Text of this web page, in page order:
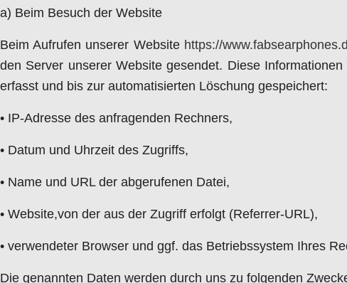
a) Beim Besuch der Website
Beim Aufrufen unserer Website https://
den Server unserer Website gesendet. Diese
erfasst und bis zur automatisierten Löschung gespeichert:
• IP-Adresse des anfragenden Rechners,
• Datum und Uhrzeit des Zugriffs,
• Name und URL der abgerufenen Datei,
• Website,von der aus der Zugriff erfolgt (Referrer-URL),
• verwendeter Browser und ggf. das Betriebssystem Ihres
Die genannten Daten werden durch uns zu folgenden